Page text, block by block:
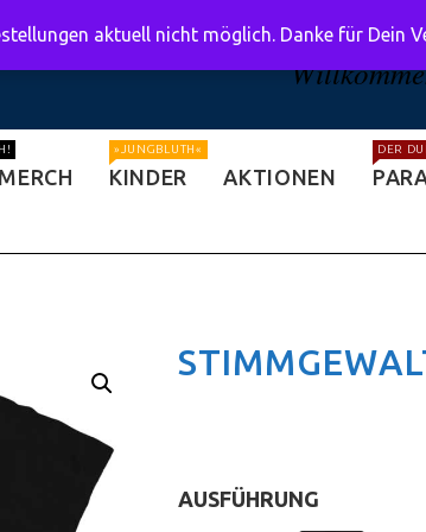
KINDER
»JUNGBLUTH«
AKTIONEN
DER
AUSFÜHRUNG
aktuell nicht möglich. Danke für Dein